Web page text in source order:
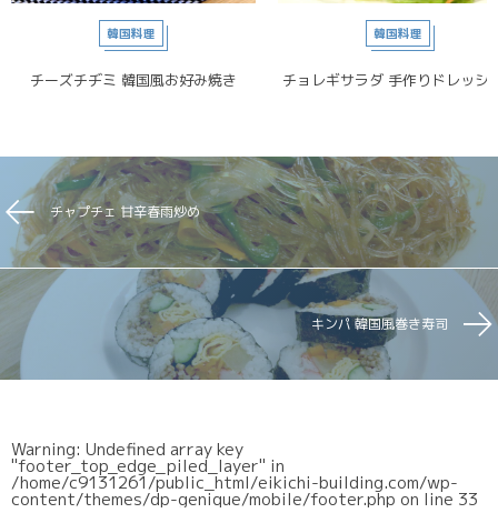
韓国料理
チーズチヂミ 韓国風お好み焼き
韓国料理
チョレギサラダ 手作りドレッシ
チャプチェ 甘辛春雨炒め
キンパ 韓国風巻き寿司
Warning: Undefined array key
"footer_top_edge_piled_layer" in
/home/c9131261/public_html/eikichi-building.com/wp-
content/themes/dp-genique/mobile/footer.php on line 33